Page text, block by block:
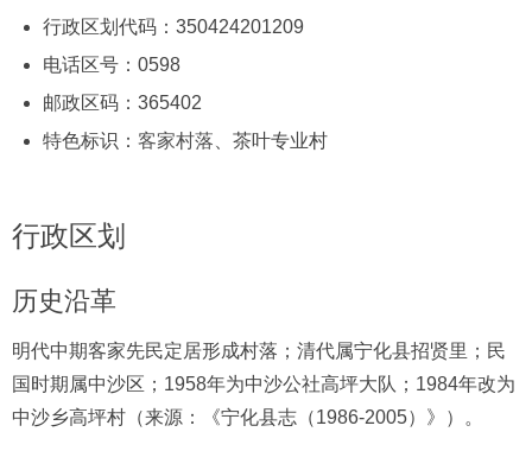
行政区划代码：350424201209
电话区号：0598
邮政区码：365402
特色标识： 客家村落 、茶叶专业村
行政区划
历史沿革
明代中期客家先民定居形成村落；清代属宁化县招贤里；民
国时期属中沙区；1958年为中沙公社高坪大队；1984年改为
中沙乡高坪村（来源：《宁化县志（1986-2005）》）。